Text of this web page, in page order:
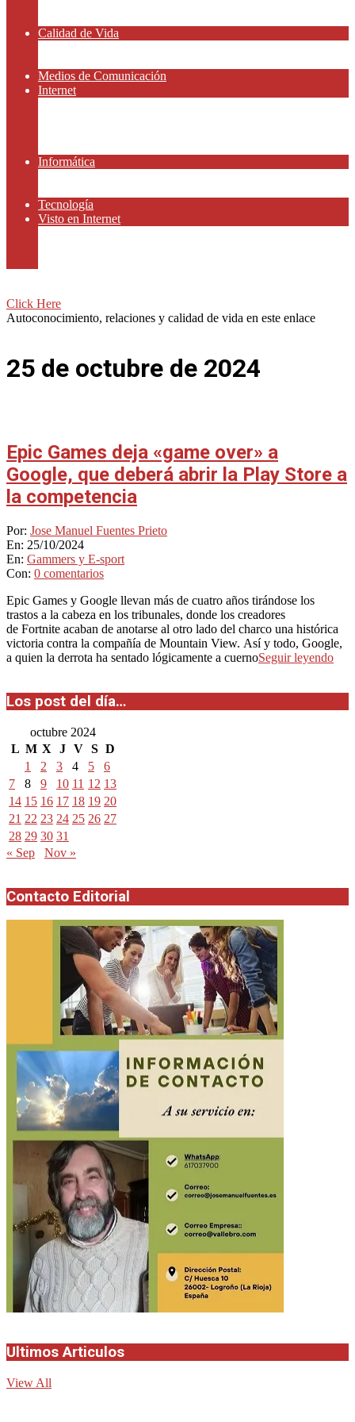
Calidad de Vida
Medios de Comunicación
Internet
Informática
Tecnología
Visto en Internet
Click Here
Autoconocimiento, relaciones y calidad de vida en este enlace
25 de octubre de 2024
Epic Games deja «game over» a
Google, que deberá abrir la Play Store a
la competencia
2024-
10-
25
Por: Jose Manuel Fuentes Prieto
En: 25/10/2024
En: Gammers y E-sport
Con: 0 comentarios
Epic Games y Google llevan más de cuatro años tirándose los
trastos a la cabeza en los tribunales, donde los creadores
de Fortnite acaban de anotarse al otro lado del charco una histórica
victoria contra la compañía de Mountain View. Así y todo, Google,
a quien la derrota ha sentado lógicamente a cuernoSeguir leyendo
Los post del día…
octubre 2024
L M X J V S D
1
2 3 4 5
6
7
8 9 10 11 12 13
14 15 16 17 18 19 20
21 22 23 24 25 26 27
28 29 30 31
« Sep
Nov »
Contacto Editorial
Ultimos Articulos
View All